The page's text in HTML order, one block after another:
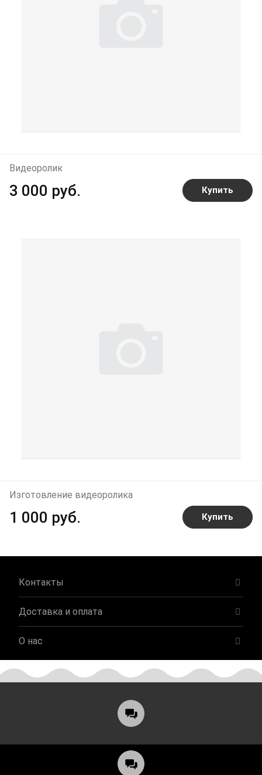
Видеоролик
3 000 руб. Купить
Изготовление видеоролика
1 000 руб. Купить
Контакты
Доставка и оплата
О нас